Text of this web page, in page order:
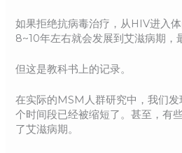
如果拒绝抗病毒治疗，从HIV进入
8~10年左右就会发展到艾滋病期，
但这是教科书上的记录。
在实际的MSM人群研究中，我们
个时间段已经被缩短了。甚至，有
了艾滋病期。